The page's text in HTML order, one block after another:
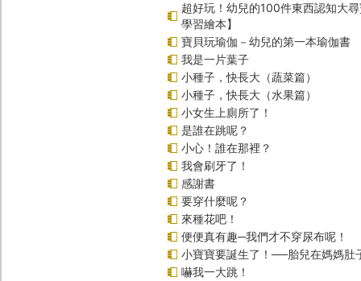
超好玩！幼兒的100件東西認知大
學習繪本】
寶貝玩瑜伽－幼兒的第一本瑜伽書
我是一片葉子
小種子，快長大（蔬菜篇）
小種子，快長大（水果篇）
小女生上廁所了！
是誰在跳呢？
小心！誰在那裡？
我會刷牙了！
感謝書
要穿什麼呢？
來種花吧！
便便真有趣─我們才不穿尿布呢！
小寶寶要誕生了！──胎兒在媽媽肚
嚇我一大跳！